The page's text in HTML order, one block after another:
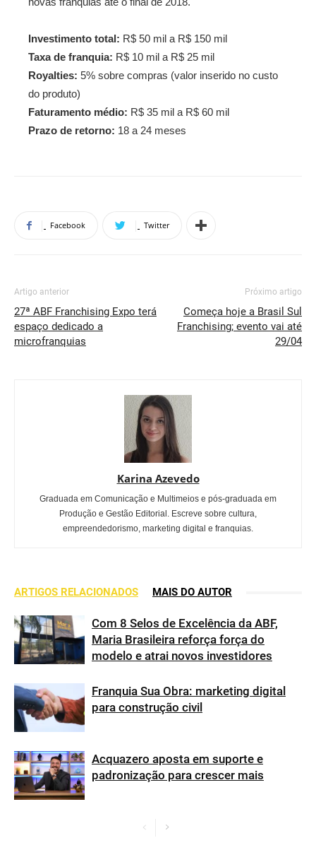
Investimento total: R$ 50 mil a R$ 150 mil
Taxa de franquia: R$ 10 mil a R$ 25 mil
Royalties: 5% sobre compras (valor inserido no custo
do produto)
Faturamento médio: R$ 35 mil a R$ 60 mil
Prazo de retorno: 18 a 24 meses
Facebook Twitter
Artigo anterior
27ª ABF Franchising Expo terá
espaço dedicado a
microfranquias
Próximo artigo
Começa hoje a Brasil Sul
Franchising; evento vai até
29/04
Karina Azevedo
Graduada em Comunicação e Multimeios e pós-graduada em
Produção e Gestão Editorial. Escreve sobre cultura,
empreendedorismo, marketing digital e franquias.
ARTIGOS RELACIONADOS MAIS DO AUTOR
Com 8 Selos de Excelência da ABF,
Maria Brasileira reforça força do
modelo e atrai novos investidores
Franquia Sua Obra: marketing digital
para construção civil
Acquazero aposta em suporte e
padronização para crescer mais